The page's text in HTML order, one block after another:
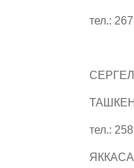
тел.:
тел.: